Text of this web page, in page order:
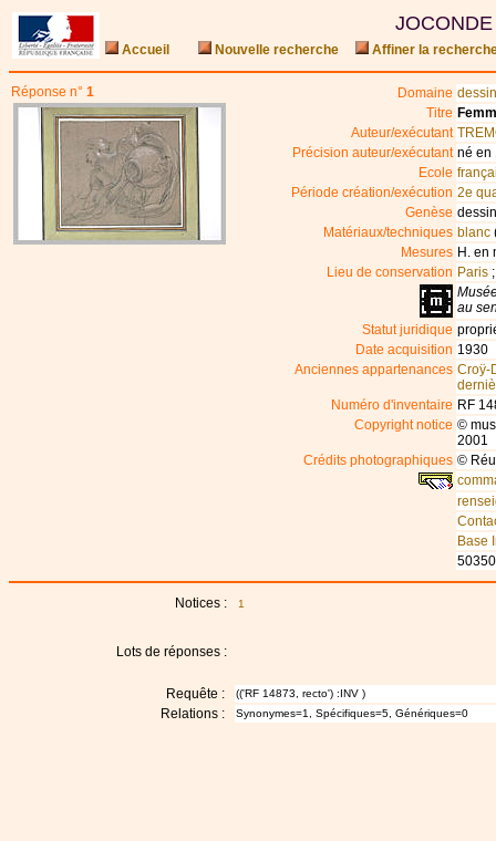
JOCONDE
Accueil Nouvelle recherche Affiner la
Réponse n° 1 Domaine dessin
Titre
Auteur/exécutant
Précision auteur/exécutant né en
Ecole
Période création/exécution 2e
Genèse
Matériaux/techniques blanc
Mesures H. en
Lieu de conservation Paris ;
au
Statut juridique
Date acquisition 1930
Anciennes appartenances Croÿ-
Numéro d'inventaire RF
Copyright notice ©
2001
Crédits photographiques ©
Base
Notices : 1
Lots de réponses :
Requête : (('RF 14873, recto') :INV )
Relations : Synonymes=1, Spécifiques=5, Génériques=0